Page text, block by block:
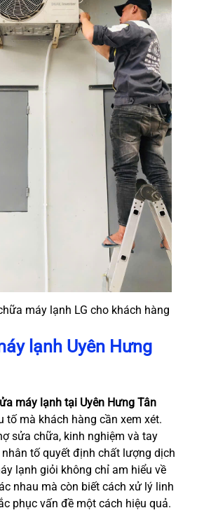
máy lạnh LG cho khách hàng
lạnh Uyên Hưng
máy lạnh tại Uyên Hưng Tân
tố mà khách hàng cần xem xét.
sửa chữa, kinh nghiệm và tay
tố quyết định chất lượng dịch
lạnh giỏi không chỉ am hiểu về
nhau mà còn biết cách xử lý linh
phục vấn đề một cách hiệu quả.